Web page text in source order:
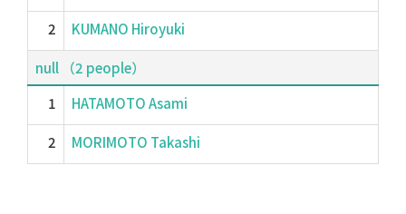
2 KUMANO Hiroyuki
null （2 people）
1
HATAMOTO Asami
2 MORIMOTO Takashi